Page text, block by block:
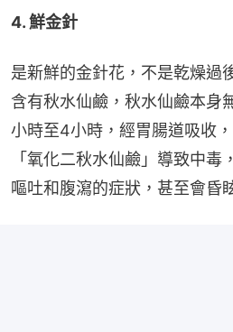
4. 鮮金針
是新鮮的金針花，不是乾燥過
含有秋水仙鹼，秋水仙鹼本身
小時至4小時，經胃腸道吸收
「氧化二秋水仙鹼」導致中毒
嘔吐和腹瀉的症狀，甚至會昏